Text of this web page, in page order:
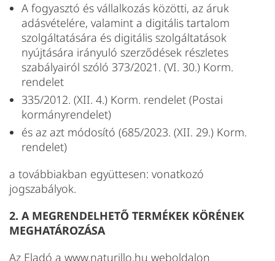
A fogyasztó és vállalkozás közötti, az áruk
adásvételére, valamint a digitális tartalom
szolgáltatására és digitális szolgáltatások
nyújtására irányuló szerződések részletes
szabályairól szóló 373/2021. (VI. 30.) Korm.
rendelet
335/2012. (XII. 4.) Korm. rendelet (Postai
kormányrendelet)
és az azt módosító (685/2023. (XII. 29.) Korm.
rendelet)
a továbbiakban együttesen: vonatkozó
jogszabályok.
2. A MEGRENDELHETŐ TERMÉKEK KÖRÉNEK
MEGHATÁROZÁSA
Az Eladó a www.naturillo.hu weboldalon